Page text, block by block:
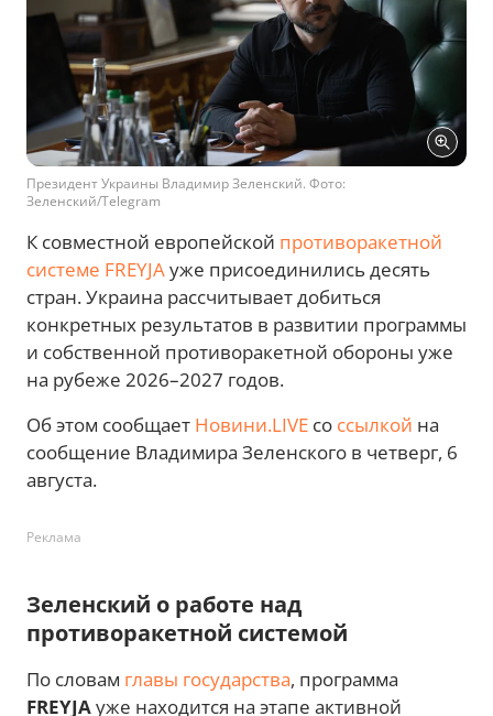
Президент Украины Владимир Зеленский. Фото:
Зеленский/Telegram
К совместной европейской противоракетной
системе FREYJAуже присоединились десять
стран. Украина рассчитывает добиться
конкретных результатов в развитии программы
и собственной противоракетной обороны уже
на рубеже 2026–2027 годов.
Об этом сообщает Новини.LIVE со ссылкой на
сообщение Владимира Зеленского в четверг, 6
августа.
Реклама
Зеленский о работе над
противоракетной системой
По словам главы государства, программа
FREYJAуже находится на этапе активной